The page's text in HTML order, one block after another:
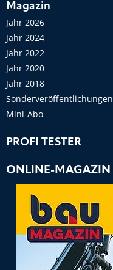
Magazin
Jahr 2026
Jahr 2024
Jahr 2022
Jahr 2020
Jahr 2018
Sonderveröffentlichungen
Mini-Abo
PROFI TESTER
ONLINE-MAGAZIN